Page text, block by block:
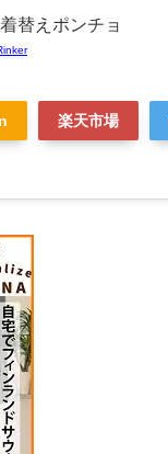
替えポンチョ
楽天市場